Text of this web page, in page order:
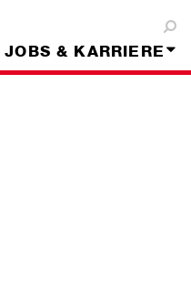
JOBS & KARRIERE